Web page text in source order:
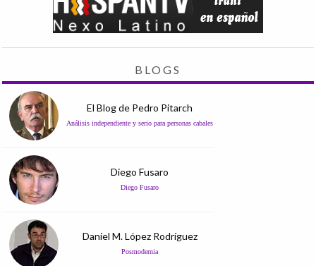
BLOGS
El Blog de Pedro Pitarch
Análisis independiente y serio para personas cabales
Diego Fusaro
Diego Fusaro
Daniel M. López Rodríguez
Posmodernia